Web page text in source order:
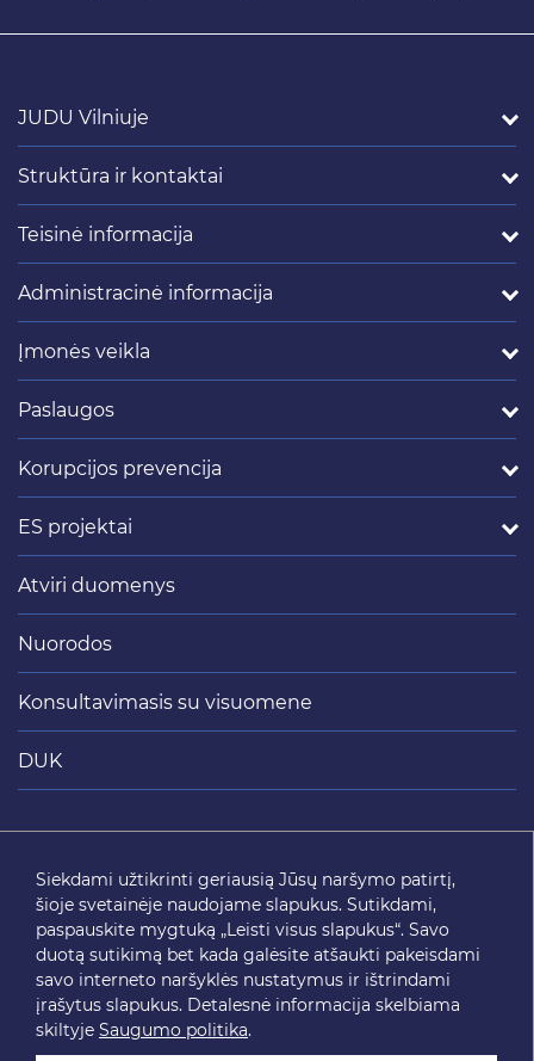
JUDU Vilniuje
Struktūra ir kontaktai
Teisinė informacija
Administracinė informacija
Įmonės veikla
Paslaugos
Korupcijos prevencija
ES projektai
Atviri duomenys
Nuorodos
Konsultavimasis su visuomene
DUK
SEKITE MUS
Siekdami užtikrinti geriausią Jūsų naršymo patirtį,
šioje svetainėje naudojame slapukus. Sutikdami,
paspauskite mygtuką „Leisti visus slapukus“. Savo
duotą sutikimą bet kada galėsite atšaukti pakeisdami
savo interneto naršyklės nustatymus ir ištrindami
įrašytus slapukus. Detalesnė informacija skelbiama
skiltyje Saugumo politika.